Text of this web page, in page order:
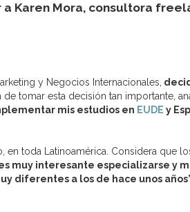
a Karen Mora, consultora
y Negocios Internacionales,
de tomar esta decisión tan importante,
mis estudios en EUDE y
toda Latinoamérica. Considera que
muy interesante especializarse y
diferentes a los de hace unos